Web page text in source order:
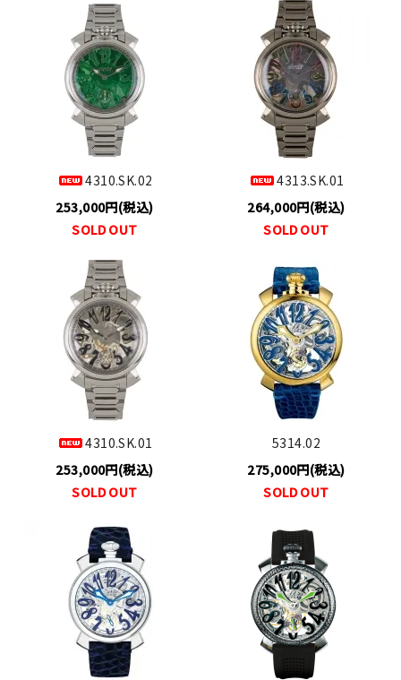
4310.SK.02
253,000円(税込)
SOLD OUT
4313.SK.01
264,000円(税込)
SOLD OUT
4310.SK.01
253,000円(税込)
SOLD OUT
5314.02
275,000円(税込)
SOLD OUT